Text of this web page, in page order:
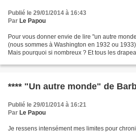
Publié le 29/01/2014 à 16:43
Par Le Papou
Pour vous donner envie de lire "un autre
(nous sommes à Washington en 1932 ou
Mais pourquoi si nombreux ? Et tous les
**** "Un autre monde" de
Publié le 29/01/2014 à 16:21
Par Le Papou
Je ressens intensément mes limites pour